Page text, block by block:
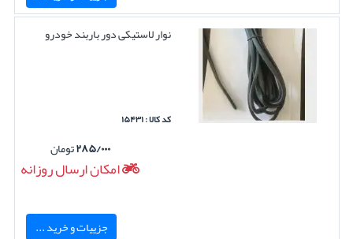
نوار لاستیکی دور باربند خودرو
کد کالا : ۱۵۴۳۱
۲۸۵/۰۰۰تومان
امکان ارسال روزانه
جزییات و خرید ...